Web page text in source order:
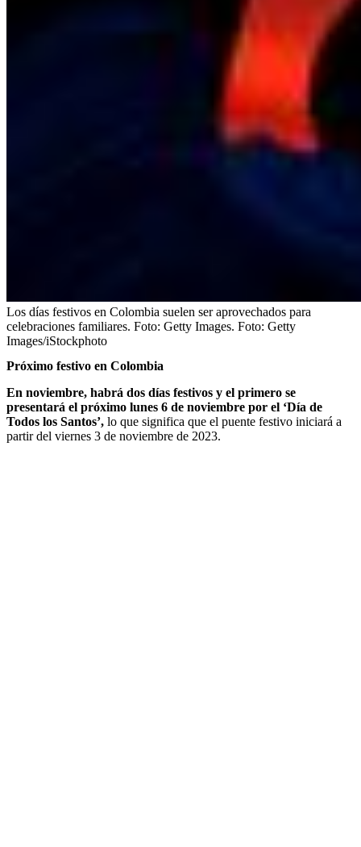
Los días festivos en Colombia suelen ser aprovechados para
celebraciones familiares. Foto: Getty Images. Foto: Getty
Images/iStockphoto
Próximo festivo en Colombia
En noviembre, habrá dos días festivos y el primero se
presentará el próximo lunes 6 de noviembre por el ‘Día de
Todos los Santos’, lo que significa que el puente festivo iniciará a
partir del viernes 3 de noviembre de 2023.